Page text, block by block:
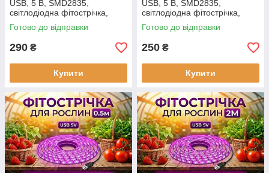
USB, 5 В, SMD2835,
світлодіодна фітострічка,
стрічка для розсади
Готово до відправки
290 ₴
Купити
USB, 5 В, SMD2835,
світлодіодна фітострічка,
стрічка для розсади
Готово до відправки
250 ₴
Купити